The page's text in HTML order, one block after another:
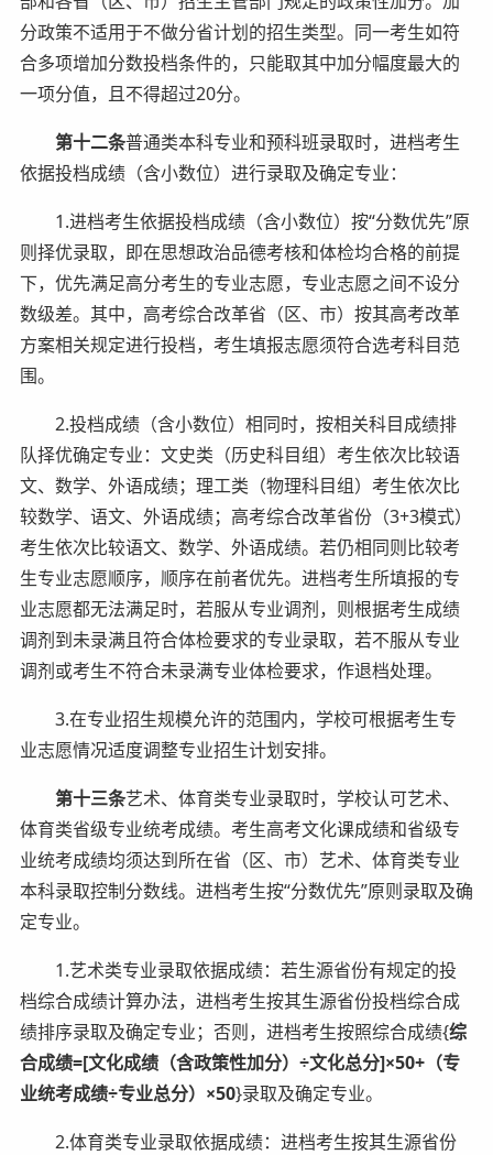
分政策不适用于不做分省计划的招生类型。同一考生如符
合多项增加分数投档条件的，只能取其中加分幅度最大的
一项分值，且不得超过20分。
第十二条普通类本科专业和预科班录取时，进档考生
依据投档成绩（含小数位）进行录取及确定专业：
1.进档考生依据投档成绩（含小数位）按“分数优先”原
则择优录取，即在思想政治品德考核和体检均合格的前提
下，优先满足高分考生的专业志愿，专业志愿之间不设分
数级差。其中，高考综合改革省（区、市）按其高考改革
方案相关规定进行投档，考生填报志愿须符合选考科目范
围。
2.投档成绩（含小数位）相同时，按相关科目成绩排
队择优确定专业：文史类（历史科目组）考生依次比较语
文、数学、外语成绩；理工类（物理科目组）考生依次比
较数学、语文、外语成绩；高考综合改革省份（3+3模式）
考生依次比较语文、数学、外语成绩。若仍相同则比较考
生专业志愿顺序，顺序在前者优先。进档考生所填报的专
业志愿都无法满足时，若服从专业调剂，则根据考生成绩
调剂到未录满且符合体检要求的专业录取，若不服从专业
调剂或考生不符合未录满专业体检要求，作退档处理。
3.在专业招生规模允许的范围内，学校可根据考生专
业志愿情况适度调整专业招生计划安排。
第十三条艺术、体育类专业录取时，学校认可艺术、
体育类省级专业统考成绩。考生高考文化课成绩和省级专
业统考成绩均须达到所在省（区、市）艺术、体育类专业
本科录取控制分数线。进档考生按“分数优先”原则录取及确
定专业。
1.艺术类专业录取依据成绩：若生源省份有规定的投
档综合成绩计算办法，进档考生按其生源省份投档综合成
绩排序录取及确定专业；否则，进档考生按照综合成绩{综
合成绩=[文化成绩（含政策性加分）÷文化总分]×50+（专
业统考成绩÷专业总分）×50}录取及确定专业。
2.体育类专业录取依据成绩：进档考生按其生源省份